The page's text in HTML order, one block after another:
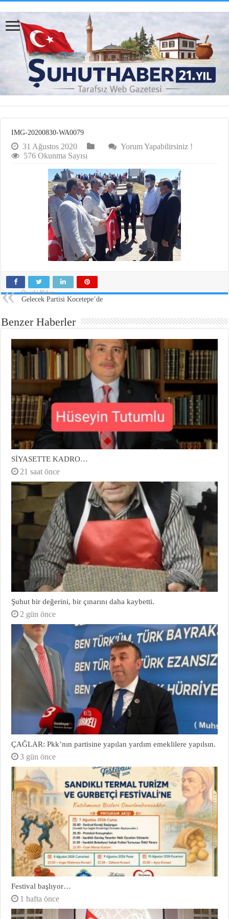
IMG-20200830-WA0079
31 Ağustos 2020
Yorum Yapabilirsiniz !
576 Okunma Sayısı
Önceki Haber
Gelecek Partisi Kocetepe’de
Benzer Haberler
SİYASETTE KADRO…
21 saat önce
Şuhut bir değerini, bir çınarını daha kaybetti.
2 gün önce
ÇAĞLAR: Pkk’nın partisine yapılan yardım emeklilere yapılsın.
3 gün önce
Festival başlıyor…
1 hafta önce